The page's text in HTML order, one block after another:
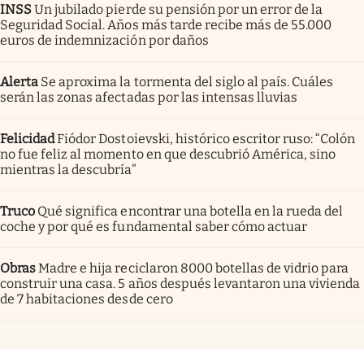
INSSUn jubilado pierde su pensión por un error de la
Seguridad Social. Años más tarde recibe más de 55.000
euros de indemnización por daños
Alerta Se aproxima la tormenta del siglo al país. Cuáles
serán las zonas afectadas por las intensas lluvias
FelicidadFiódor Dostoievski, histórico escritor ruso: “Colón
no fue feliz al momento en que descubrió América, sino
mientras la descubría”
Truco Qué significa encontrar una botella en la rueda del
coche y por qué es fundamental saber cómo actuar
ObrasMadre e hija reciclaron 8000 botellas de vidrio para
construir una casa. 5 años después levantaron una vivienda
de 7 habitaciones desde cero